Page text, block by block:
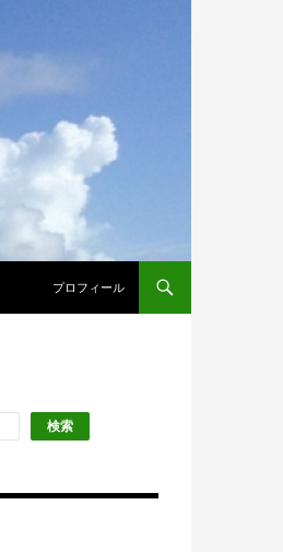
プロフィール
検索